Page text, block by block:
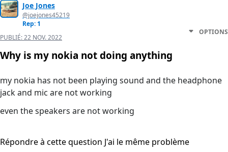
Joe Jones
@joejones45219
Rep: 1
PUBLIÉ:22 NOV. 2022
OPTIONS
Why is my nokia not doing anything
my nokia has not been playing sound and the headphone
jack and mic are not working
even the speakers are not working
Répondre à cette question J'ai le même problème